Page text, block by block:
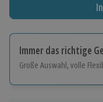
Immer das richtige
Große Auswahl, volle